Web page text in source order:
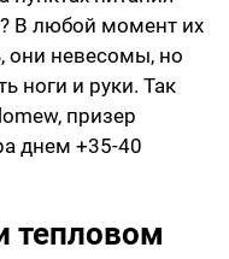
В любой момент их
они невесомы, но
ноги и руки. Так
призер
днем +35-40
тепловом